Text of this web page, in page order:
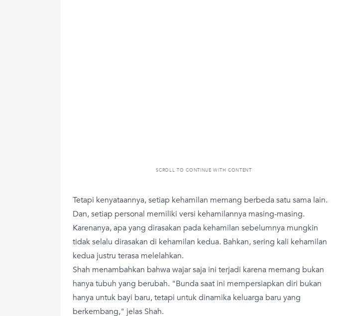
SCROLL TO CONTINUE WITH CONTENT
Tetapi kenyataannya, setiap kehamilan memang berbeda satu sama lain.
Dan, setiap personal memiliki versi kehamilannya masing-masing.
Karenanya, apa yang dirasakan pada kehamilan sebelumnya mungkin
tidak selalu dirasakan di kehamilan kedua. Bahkan, sering kali kehamilan
kedua justru terasa melelahkan.
Shah menambahkan bahwa wajar saja ini terjadi karena memang bukan
hanya tubuh yang berubah. "Bunda saat ini mempersiapkan diri bukan
hanya untuk bayi baru, tetapi untuk dinamika keluarga baru yang
berkembang," jelas Shah.